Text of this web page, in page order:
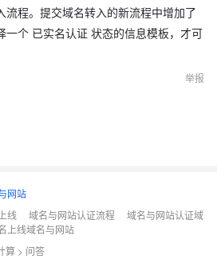
流程。提交域名转入的新流程中增加了
一个 已实名认证 状态的信息模板，才可
举报
网站
线 域名与网站认证流程
域名与网站认证域
上线域名与网站
算 > 问答